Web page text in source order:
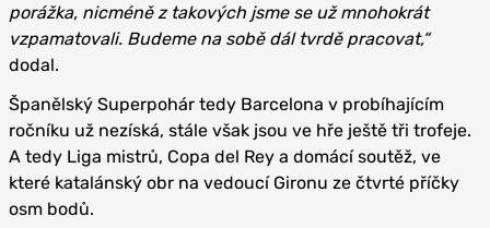
porážka, nicméně z takových jsme se už mnohokrát
vzpamatovali. Budeme na sobě dál tvrdě pracovat,“
dodal.
Španělský Superpohár tedy Barcelona v probíhajícím
ročníku už nezíská, stále však jsou ve hře ještě tři trofeje.
A tedy Liga mistrů, Copa del Rey a domácí soutěž, ve
které katalánský obr na vedoucí Gironu ze čtvrté příčky
osm bodů.